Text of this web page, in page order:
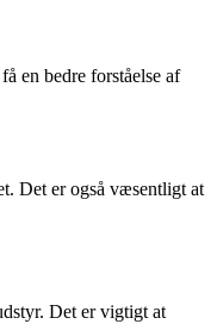
en bedre forståelse af
Det er også væsentligt at
Det er vigtigt at